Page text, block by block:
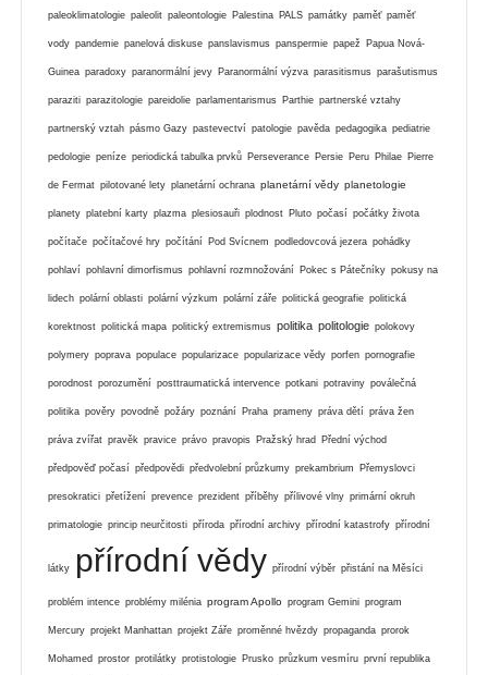
paleoklimatologie paleolit paleontologie Palestina PALS památky paměť paměť
vody pandemie panelová diskuse panslavismus panspermie papež Papua Nová-
Guinea paradoxy paranormální jevy Paranormální výzva parasitismus parašutismus
paraziti parazitologie pareidolie parlamentarismus Parthie partnerské vztahy
partnerský vztah pásmo Gazy pastevectví patologie pavěda pedagogika pediatrie
pedologie peníze periodická tabulka prvků Perseverance Persie Peru Philae Pierre
de Fermat pilotované lety planetární ochrana planetární vědy planetologie
planety platební karty plazma plesiosauři plodnost Pluto počasí počátky života
počítače počítačové hry počítání Pod Svícnem podledovcová jezera pohádky
pohlaví pohlavní dimorfismus pohlavní rozmnožování Pokec s Pátečníky pokusy na
lidech polární oblasti polární výzkum polární záře politická geografie politická
korektnost politická mapa politický extremismus politika politologie polokovy
polymery poprava populace popularizace popularizace vědy porfen pornografie
porodnost porozumění posttraumatická intervence potkani potraviny poválečná
politika pověry povodně požáry poznání Praha prameny práva dětí práva žen
práva zvířat pravěk pravice právo pravopis Pražský hrad Přední východ
předpověď počasí předpovědi předvolební průzkumy prekambrium Přemyslovci
presokratici přetížení prevence prezident příběhy přílivové vlny primární okruh
primatologie princip neurčitosti příroda přírodní archivy přírodní katastrofy přírodní
látky přírodní vědy přírodní výběr přistání na Měsíci
problém intence problémy milénia program Apollo program Gemini program
Mercury projekt Manhattan projekt Záře proměnné hvězdy propaganda prorok
Mohamed prostor protilátky protistologie Prusko průzkum vesmíru první republika